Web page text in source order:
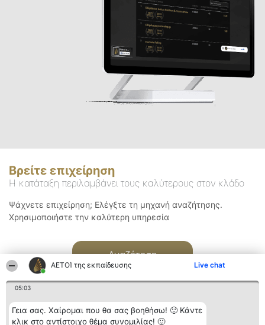
ΑΕΤΟΊ της εκπαίδευσης Live chat
05:03
Γεια σας. Χαίρομαι που θα σας βοηθήσω! 🙂 Κάντε
κλικ στο αντίστοιχο θέμα συνομιλίας! 🙂
Βρείτε επιχείρηση
Η κατάταξη περιλαμβάνει τους καλύτερους στον κλάδο
Ψάχνετε επιχείρηση; Ελέγξτε τη μηχανή αναζήτησης.
Χρησιμοποιήστε την καλύτερη υπηρεσία
Αναζήτηση